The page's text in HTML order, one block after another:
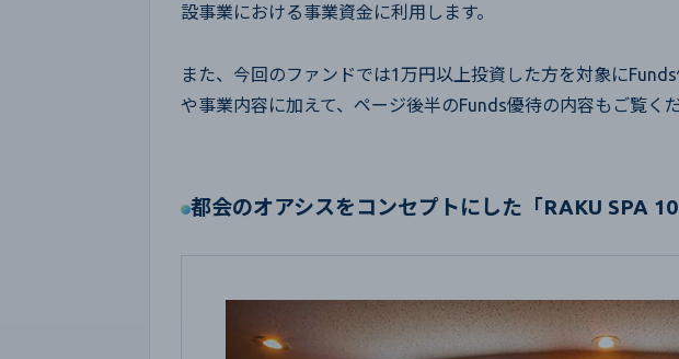
設事業における事業資金に利用します。
また、今回のファンドでは1万円以上投資した方を対象に
や事業内容に加えて、ページ後半のFunds優待の内容もご覧く
都会のオアシスをコンセプトにした「RAKU SPA